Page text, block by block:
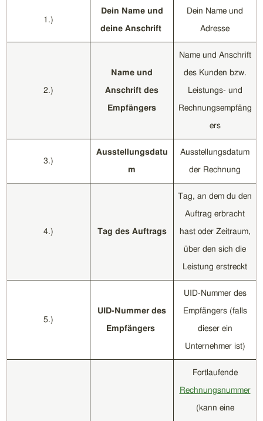
1.)
Dein Name und
deine Anschrift
Dein Name und
Adresse
2.)
Name und
Anschrift des
Empfängers
Name und Anschrift
des Kunden bzw.
Leistungs- und
Rechnungsempfäng
ers
3.)
Ausstellungsdatu
m
Ausstellungsdatum
der Rechnung
4.) Tag des Auftrags
Tag, an dem du den
Auftrag erbracht
hast oder Zeitraum,
über den sich die
Leistung erstreckt
5.)
UID-Nummer des
Empfängers
UID-Nummer des
Empfängers (falls
dieser ein
Unternehmer ist)
Fortlaufende
Rechnungsnummer
(kann eine